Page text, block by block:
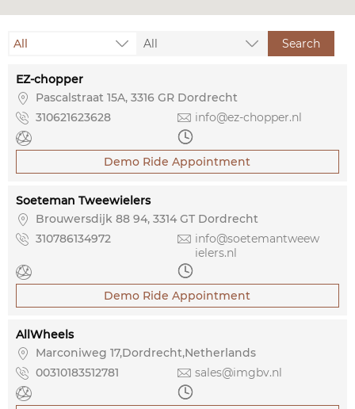
All All Search
EZ-chopper
 Pascalstraat 15A, 3316 GR Dordrecht
 310621623628  info@ez-chopper.nl
 
Demo Ride Appointment
Soeteman Tweewielers
 Brouwersdijk 88 94, 3314 GT Dordrecht
 310786134972  info@soetemantweew
ielers.nl
 
Demo Ride Appointment
AllWheels
 Marconiweg 17,Dordrecht,Netherlands
 00310183512781  sales@imgbv.nl
 